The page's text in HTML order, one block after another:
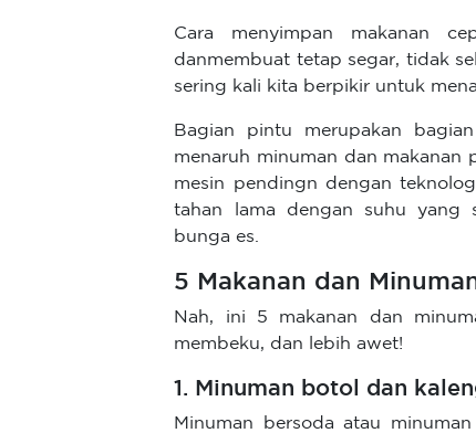
Cara menyimpan makanan
danmembuat tetap segar, tidak
sering kali kita berpikir untuk
Bagian pintu merupakan
menaruh minuman dan makanan
mesin pendingn dengan
tahan lama dengan suhu yang
bunga es.
5 Makanan dan
Nah, ini 5 makanan dan
membeku, dan lebih awet!
1. Minuman botol dan
Minuman bersoda atau